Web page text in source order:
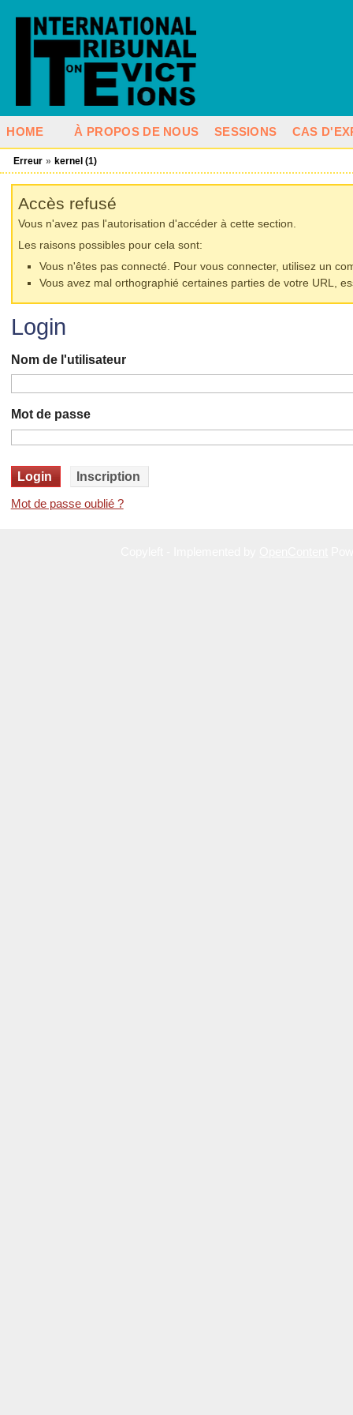
HOME À PROPOS DE NOUS SESSIONS CAS
Erreur » kernel (1)
Accès refusé
Vous n'avez pas l'autorisation d'accéder à cette section.
Les raisons possibles pour cela sont:
Vous n'êtes pas connecté. Pour vous connecter, utilisez un
Vous avez mal orthographié certaines parties de votre URL,
Login
Nom de l'utilisateur
Mot de passe
Mot de passe oublié ?